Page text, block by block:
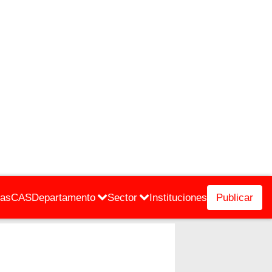
CASDepartamento Sector Instituciones Publicar